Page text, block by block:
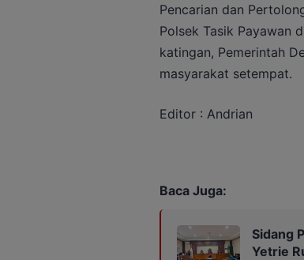
Pencarian dan
Polsek Tasik Payawan
katingan, Pemerintah
masyarakat setempat.
Editor : Andrian
Baca Juga:
Sidang
Yetrie